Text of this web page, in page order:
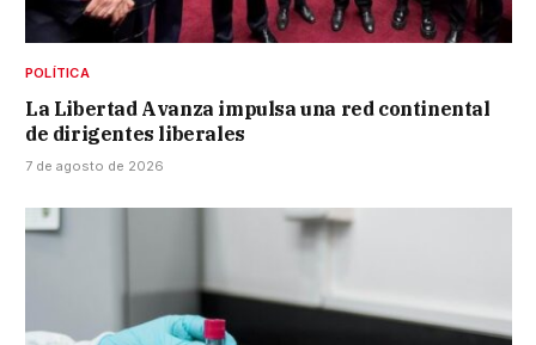
POLÍTICA
La Libertad Avanza impulsa una red continental
de dirigentes liberales
7 de agosto de 2026